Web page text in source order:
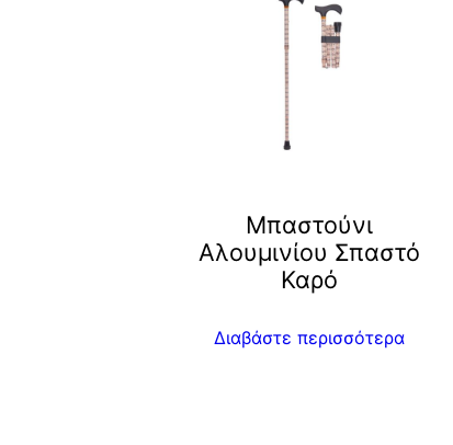
Μπαστούνι
Αλουμινίου Σπαστό
Καρό
Διαβάστε περισσότερα